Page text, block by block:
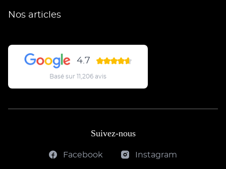
Nos articles
4.7
Basé sur 11,206 avis
Suivez-nous
Facebook Instagram